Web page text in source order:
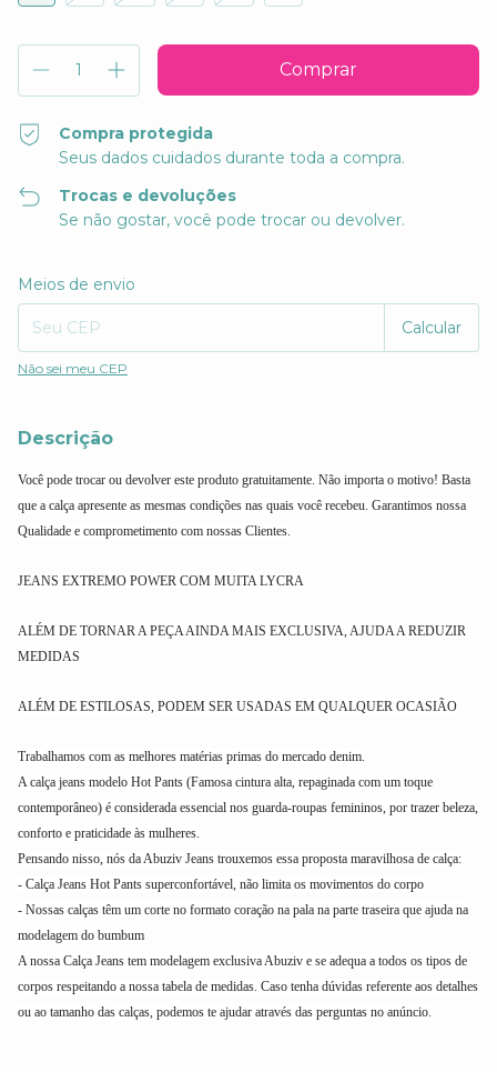
Compra protegida
Seus dados cuidados durante toda a compra.
Trocas e devoluções
Se não gostar, você pode trocar ou devolver.
Entregas para o CEP:
Meios de envio
Calcular
Não sei meu CEP
Descrição
Você pode trocar ou devolver este produto gratuitamente. Não importa o motivo! Basta
que a calça apresente as mesmas condições nas quais você recebeu. Garantimos nossa
Qualidade e comprometimento com nossas Clientes.
JEANS EXTREMO POWER COM MUITA LYCRA
ALÉM DE TORNAR A PEÇA AINDA MAIS EXCLUSIVA, AJUDA A REDUZIR
MEDIDAS
ALÉM DE ESTILOSAS, PODEM SER USADAS EM QUALQUER OCASIÃO
Trabalhamos com as melhores matérias primas do mercado denim.
A calça jeans modelo Hot Pants (Famosa cintura alta, repaginada com um toque
contemporâneo) é considerada essencial nos guarda-roupas femininos, por trazer beleza,
conforto e praticidade às mulheres.
Pensando nisso, nós da Abuziv Jeans trouxemos essa proposta maravilhosa de calça:
- Calça Jeans Hot Pants superconfortável, não limita os movimentos do corpo
- Nossas calças têm um corte no formato coração na pala na parte traseira que ajuda na
modelagem do bumbum
A nossa Calça Jeans tem modelagem exclusiva Abuziv e se adequa a todos os tipos de
corpos respeitando a nossa tabela de medidas. Caso tenha dúvidas referente aos detalhes
ou ao tamanho das calças, podemos te ajudar através das perguntas no anúncio.